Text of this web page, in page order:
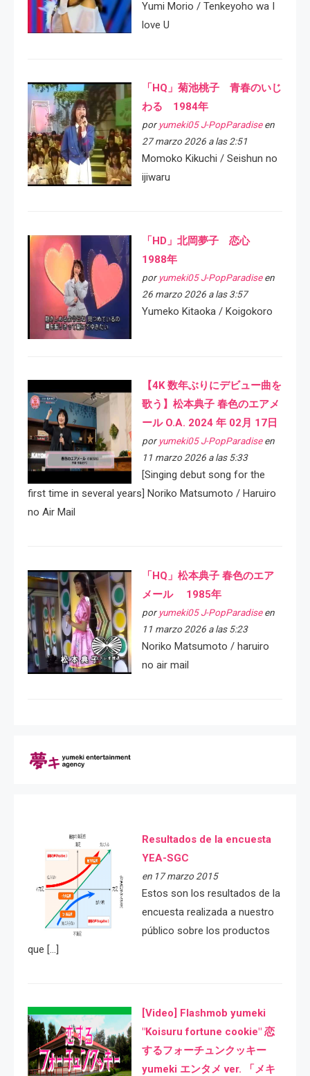
Yumi Morio / Tenkeyoho wa I
love U
「HQ」菊池桃子 青春のいじ
わる 1984年
por yumeki05 J-PopParadiseen
27 marzo 2026 a las 2:51
Momoko Kikuchi / Seishun no
ijiwaru
「HD」北岡夢子 恋心
1988年
por yumeki05 J-PopParadiseen
26 marzo 2026 a las 3:57
Yumeko Kitaoka / Koigokoro
【4K 数年ぶりにデビュー曲を
歌う】松本典子 春色のエアメ
ール O.A. 2024 年 02月 17日
por yumeki05 J-PopParadiseen
11 marzo 2026 a las 5:33
[Singing debut song for the
first time in several years] Noriko Matsumoto / Haruiro
no Air Mail
「HQ」松本典子 春色のエア
メール 1985年
por yumeki05 J-PopParadiseen
11 marzo 2026 a las 5:23
Noriko Matsumoto / haruiro
no air mail
Resultados de la encuesta
YEA-SGC
en 17 marzo 2015
Estos son los resultados de la
encuesta realizada a nuestro
público sobre los productos
que […]
[Video] Flashmob yumeki
"Koisuru fortune cookie" 恋
するフォーチュンクッキー
yumeki エンタメ ver. 「メキ